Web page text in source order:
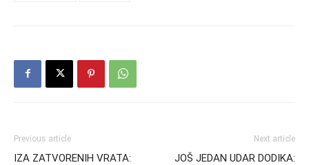
Previous article
IZA ZATVORENIH VRATA:
Next article
JOŠ JEDAN UDAR DODIKA: